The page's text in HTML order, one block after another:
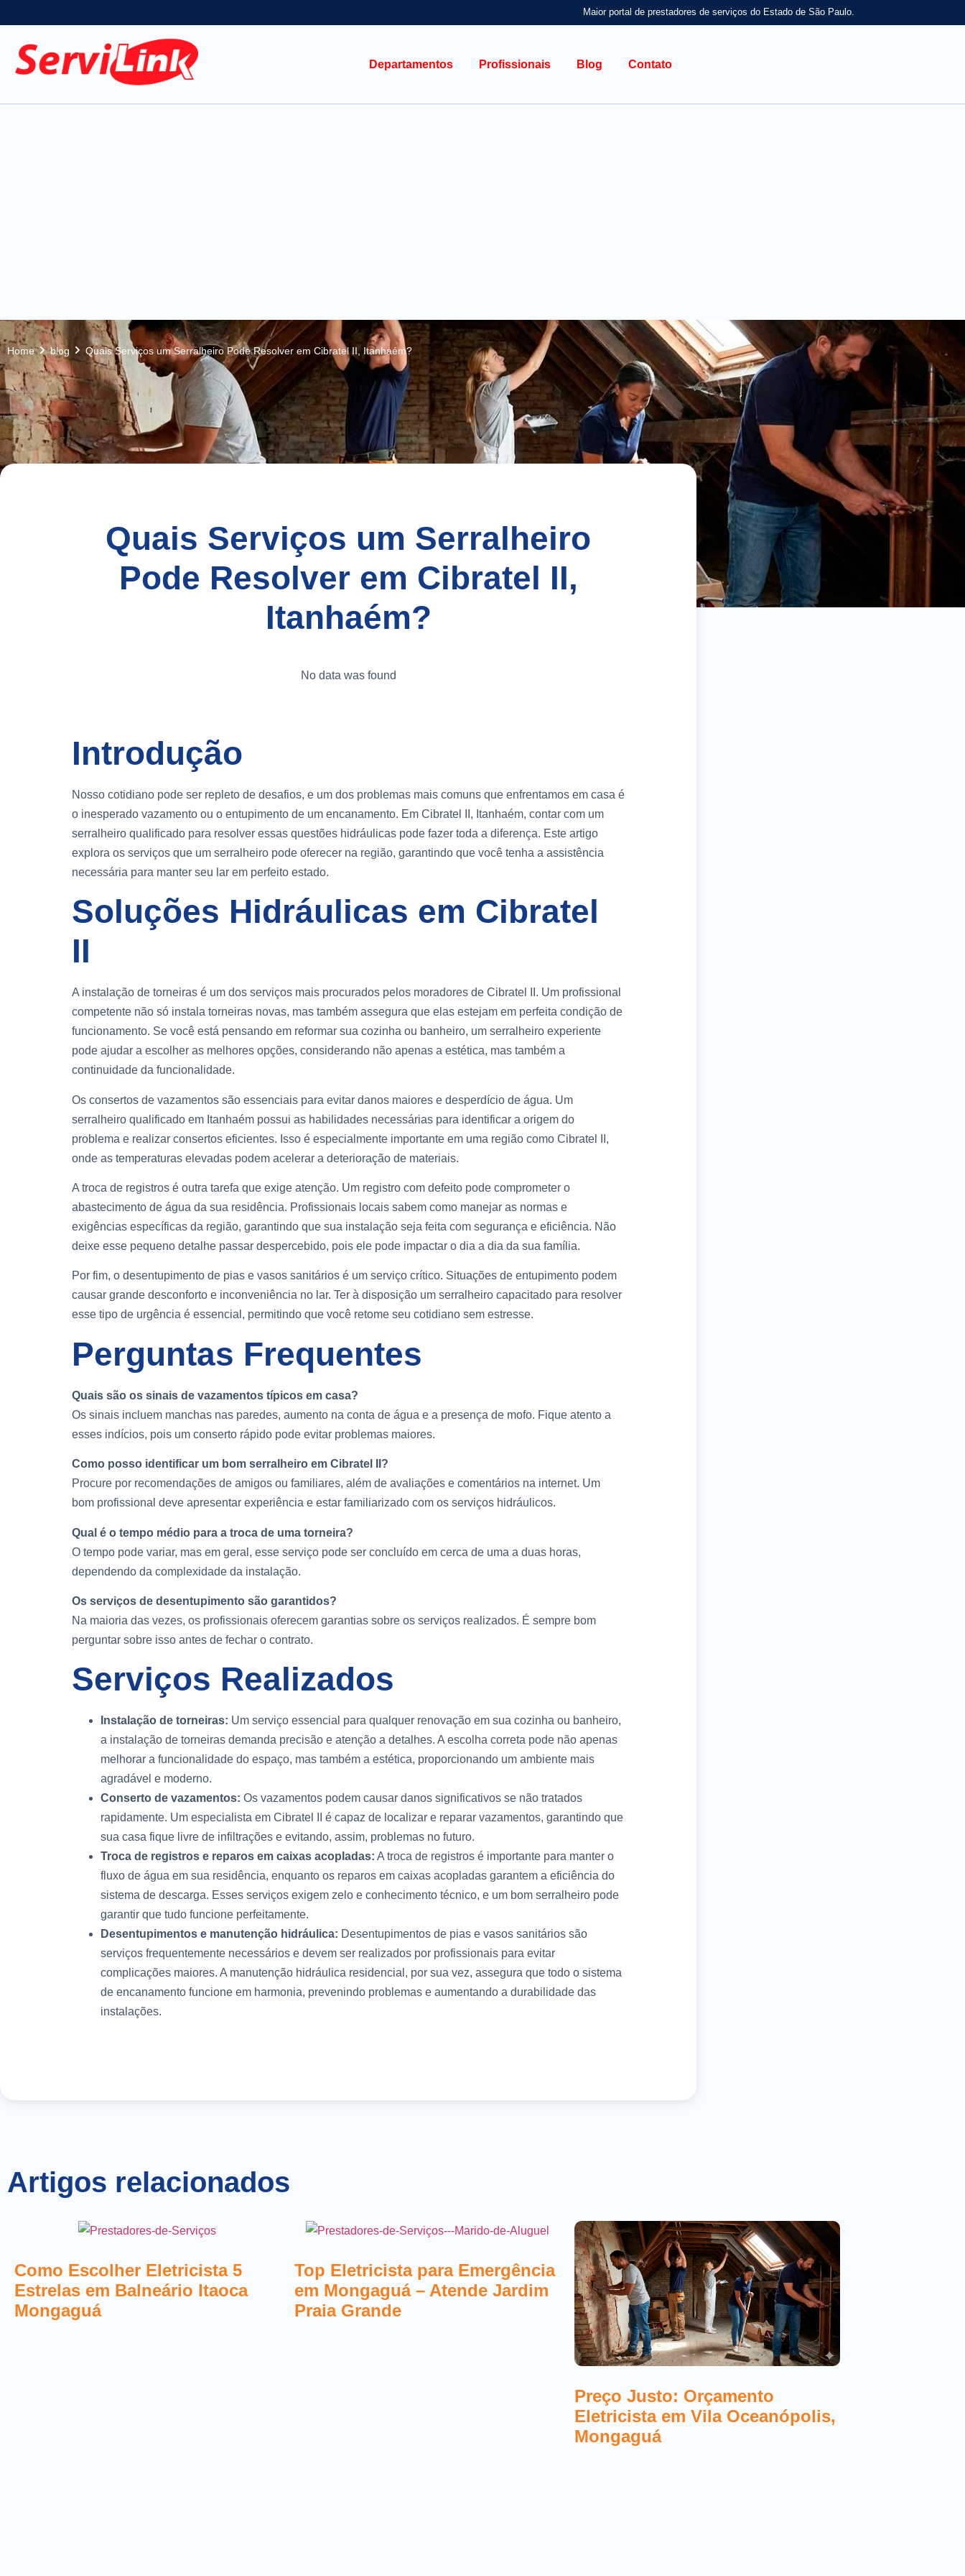
Maior portal de prestadores de serviços do Estado de São Paulo.
Departamentos Profissionais Blog Contato
Home blog Quais Serviços um Serralheiro Pode Resolver em Cibratel II, Itanhaém?
Quais Serviços um Serralheiro
Pode Resolver em Cibratel II,
Itanhaém?
No data was found
Introdução
Nosso cotidiano pode ser repleto de desafios, e um dos problemas mais comuns que enfrentamos em casa é
o inesperado vazamento ou o entupimento de um encanamento. Em Cibratel II, Itanhaém, contar com um
serralheiro qualificado para resolver essas questões hidráulicas pode fazer toda a diferença. Este artigo
explora os serviços que um serralheiro pode oferecer na região, garantindo que você tenha a assistência
necessária para manter seu lar em perfeito estado.
Soluções Hidráulicas em Cibratel
II
A instalação de torneiras é um dos serviços mais procurados pelos moradores de Cibratel II. Um profissional
competente não só instala torneiras novas, mas também assegura que elas estejam em perfeita condição de
funcionamento. Se você está pensando em reformar sua cozinha ou banheiro, um serralheiro experiente
pode ajudar a escolher as melhores opções, considerando não apenas a estética, mas também a
continuidade da funcionalidade.
Os consertos de vazamentos são essenciais para evitar danos maiores e desperdício de água. Um
serralheiro qualificado em Itanhaém possui as habilidades necessárias para identificar a origem do
problema e realizar consertos eficientes. Isso é especialmente importante em uma região como Cibratel II,
onde as temperaturas elevadas podem acelerar a deterioração de materiais.
A troca de registros é outra tarefa que exige atenção. Um registro com defeito pode comprometer o
abastecimento de água da sua residência. Profissionais locais sabem como manejar as normas e
exigências específicas da região, garantindo que sua instalação seja feita com segurança e eficiência. Não
deixe esse pequeno detalhe passar despercebido, pois ele pode impactar o dia a dia da sua família.
Por fim, o desentupimento de pias e vasos sanitários é um serviço crítico. Situações de entupimento podem
causar grande desconforto e inconveniência no lar. Ter à disposição um serralheiro capacitado para resolver
esse tipo de urgência é essencial, permitindo que você retome seu cotidiano sem estresse.
Perguntas Frequentes
Quais são os sinais de vazamentos típicos em casa?
Os sinais incluem manchas nas paredes, aumento na conta de água e a presença de mofo. Fique atento a
esses indícios, pois um conserto rápido pode evitar problemas maiores.
Como posso identificar um bom serralheiro em Cibratel II?
Procure por recomendações de amigos ou familiares, além de avaliações e comentários na internet. Um
bom profissional deve apresentar experiência e estar familiarizado com os serviços hidráulicos.
Qual é o tempo médio para a troca de uma torneira?
O tempo pode variar, mas em geral, esse serviço pode ser concluído em cerca de uma a duas horas,
dependendo da complexidade da instalação.
Os serviços de desentupimento são garantidos?
Na maioria das vezes, os profissionais oferecem garantias sobre os serviços realizados. É sempre bom
perguntar sobre isso antes de fechar o contrato.
Serviços Realizados
Instalação de torneiras: Um serviço essencial para qualquer renovação em sua cozinha ou banheiro,
a instalação de torneiras demanda precisão e atenção a detalhes. A escolha correta pode não apenas
melhorar a funcionalidade do espaço, mas também a estética, proporcionando um ambiente mais
agradável e moderno.
Conserto de vazamentos: Os vazamentos podem causar danos significativos se não tratados
rapidamente. Um especialista em Cibratel II é capaz de localizar e reparar vazamentos, garantindo que
sua casa fique livre de infiltrações e evitando, assim, problemas no futuro.
Troca de registros e reparos em caixas acopladas: A troca de registros é importante para manter o
fluxo de água em sua residência, enquanto os reparos em caixas acopladas garantem a eficiência do
sistema de descarga. Esses serviços exigem zelo e conhecimento técnico, e um bom serralheiro pode
garantir que tudo funcione perfeitamente.
Desentupimentos e manutenção hidráulica: Desentupimentos de pias e vasos sanitários são
serviços frequentemente necessários e devem ser realizados por profissionais para evitar
complicações maiores. A manutenção hidráulica residencial, por sua vez, assegura que todo o sistema
de encanamento funcione em harmonia, prevenindo problemas e aumentando a durabilidade das
instalações.
Artigos relacionados
Como Escolher Eletricista 5
Estrelas em Balneário Itaoca
Mongaguá
Top Eletricista para Emergência
em Mongaguá – Atende Jardim
Praia Grande
Preço Justo: Orçamento
Eletricista em Vila Oceanópolis,
Mongaguá